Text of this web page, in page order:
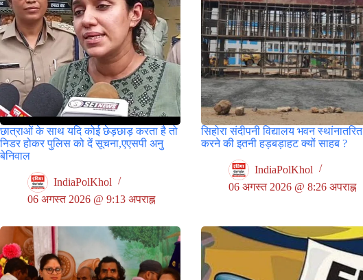
छात्राओं के साथ यदि कोई छेड़छाड़ करता है तो
निडर होकर पुलिस को दें सूचना,एएसपी अनु
बेनिवाल
IndiaPolKhol
06 अगस्त 2026 @ 9:13 अपराह्न
सिहोरा संदीपनी विद्यालय भवन स्थांनातरित
करने की इतनी हड़बड़ाहट क्यों साहब ?
IndiaPolKhol
06 अगस्त 2026 @ 8:26 अपराह्न